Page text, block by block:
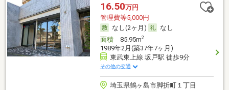
16.50万円
管理費等5,000円
なし(2ヶ月)
なし
面積85.95m2
1989年2月(築37年7ヶ月)
東武東上線 坂戸駅 徒歩9分
その他の交通
埼玉県鶴ヶ島市脚折町１丁目